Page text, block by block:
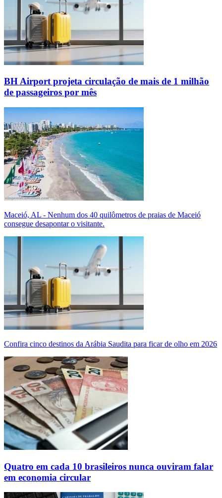
BH Airport projeta circulação de mais de 1 milhão
de passageiros por mês
Maceió, AL - Nenhum dos 40 quilômetros de praias de Maceió
consegue desapontar o visitante.
Confira cinco destinos da Arábia Saudita para ficar de olho em 2026
Quatro em cada 10 brasileiros nunca ouviram falar
em economia circular